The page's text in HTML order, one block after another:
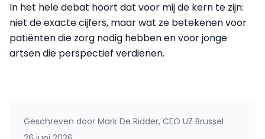
In het hele debat hoort dat voor mij de kern te zijn:
niet de exacte cijfers, maar wat ze betekenen voor
patiënten die zorg nodig hebben en voor jonge
artsen die perspectief verdienen.
Geschreven door Mark De Ridder, CEO UZ Brussel